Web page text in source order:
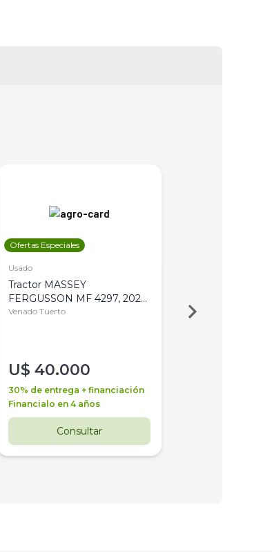
Ofertas Especiales
Usado
Tractor MASSEY
FERGUSSON MF 4297, 2020,
4WD, PATON
Venado Tuerto
U$ 40.000
30% de entrega + financiación
Financialo en 4 años
Consultar
Venado Tuerto